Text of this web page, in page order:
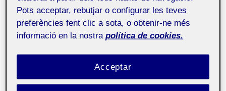
presentación de infinidad de novedades (algunas de
las cuales pondremos de manifiesto más adelante),
tanto en el ámb...
Pots acceptar, rebutjar o configurar les teves
preferències fent clic a sota, o obtenir-ne més
informació en la nostra política de cookies.
Acceptar